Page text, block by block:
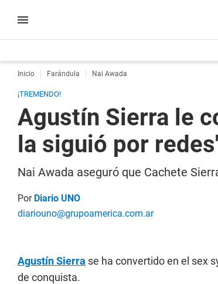
Inicio Farándula Nai Awada
¡TREMENDO!
Agustín Sierra le
la siguió por
Nai Awada aseguró que Cachete
Por Diario UNO
diariouno@grupoamerica.com.ar
Agustín Sierra se ha convertido en el sex
de conquista.